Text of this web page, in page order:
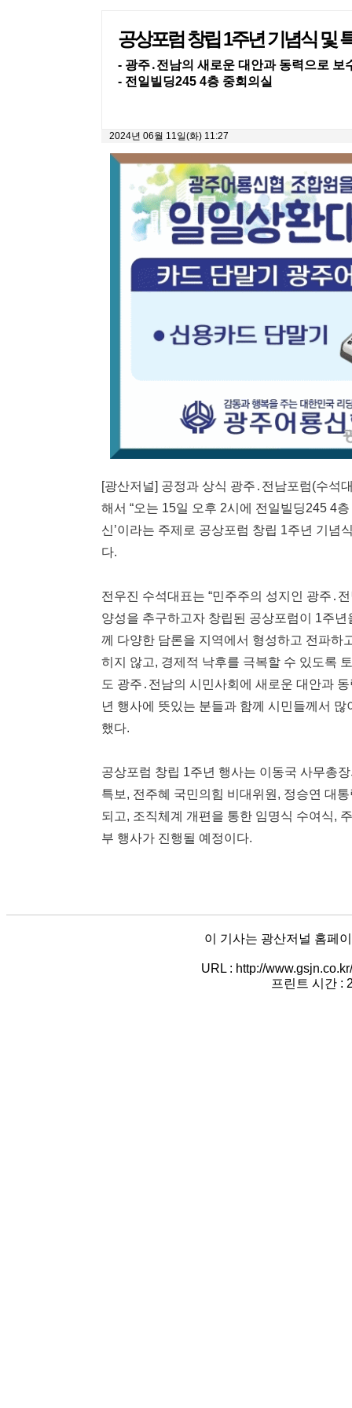
공상포럼 창립 1주년 기념식 및
- 광주․전남의 새로운 대안과 동력으로 보
- 전일빌딩245 4층 중회의실
2024년 06월 11일(화) 11:27
[광산저널] 공정과 상식 광주․전남포럼(수석
해서 “오는 15일 오후 2시에 전일빌딩245 4
신’이라는 주제로 공상포럼 창립 1주년 기념
다.
전우진 수석대표는 “민주주의 성지인 광주․
양성을 추구하고자 창립된 공상포럼이 1주
께 다양한 담론을 지역에서 형성하고 전파하
히지 않고, 경제적 낙후를 극복할 수 있도록
도 광주․전남의 시민사회에 새로운 대안과
년 행사에 뜻있는 분들과 함께 시민들께서
했다.
공상포럼 창립 1주년 행사는 이동국 사무총
특보, 전주혜 국민의힘 비대위원, 정승연 대
되고, 조직체계 개편을 통한 임명식 수여식,
부 행사가 진행될 예정이다.
이 기사는 광산저널 홈페
URL : http://
프린트 시간 :